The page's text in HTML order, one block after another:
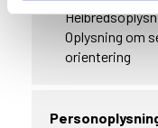
Oplysning om
orientering